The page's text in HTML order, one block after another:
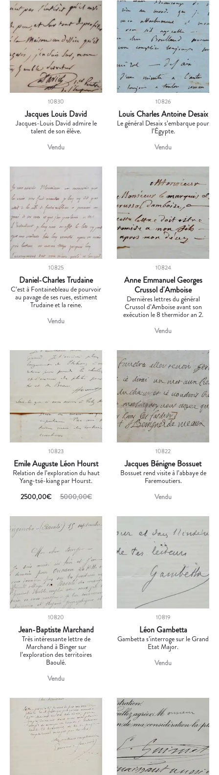
10830
Jacques Louis David
Jacques-Louis David admire le
talent de son élève.
Vendu
10826
Louis Charles Antoine Desaix
Le général Desaix s’embarque pour
l’Égypte.
Vendu
10825
Daniel-Charles Trudaine
C’est à Fontainebleau de pourvoir
au pavage de ses rues, estiment
Trudaine et la reine.
Vendu
10824
Anne Emmanuel Georges
Crussol d'Amboise
Dernières lettres du général
Crussol d’Amboise avant son
exécution le 8 thermidor an 2.
Vendu
10823
Emile Auguste Léon Hourst
Relation de l’exploration du haut
Yang-tsé-kiang par Hourst.
5000,00€
2500,00€
10822
Jacques Bénigne Bossuet
Bossuet rend visite à l’abbaye de
Faremoutiers.
Vendu
10820
Jean-Baptiste Marchand
Très intéressante lettre de
Marchand à Binger sur
l’exploration des territoires
Baoulé.
Vendu
10819
Léon Gambetta
Gambetta s’interroge sur le Grand
Etat Major.
Vendu